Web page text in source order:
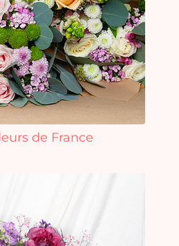
de France